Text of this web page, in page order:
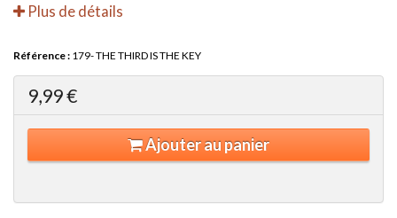
Plus de détails
Référence : 179- THE THIRD IS THE KEY
9,99 €
Ajouter au panier